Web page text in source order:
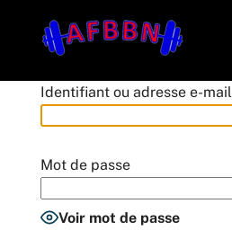
content
Identifiant ou adresse e-mail
Mot de passe
Voir mot de passe